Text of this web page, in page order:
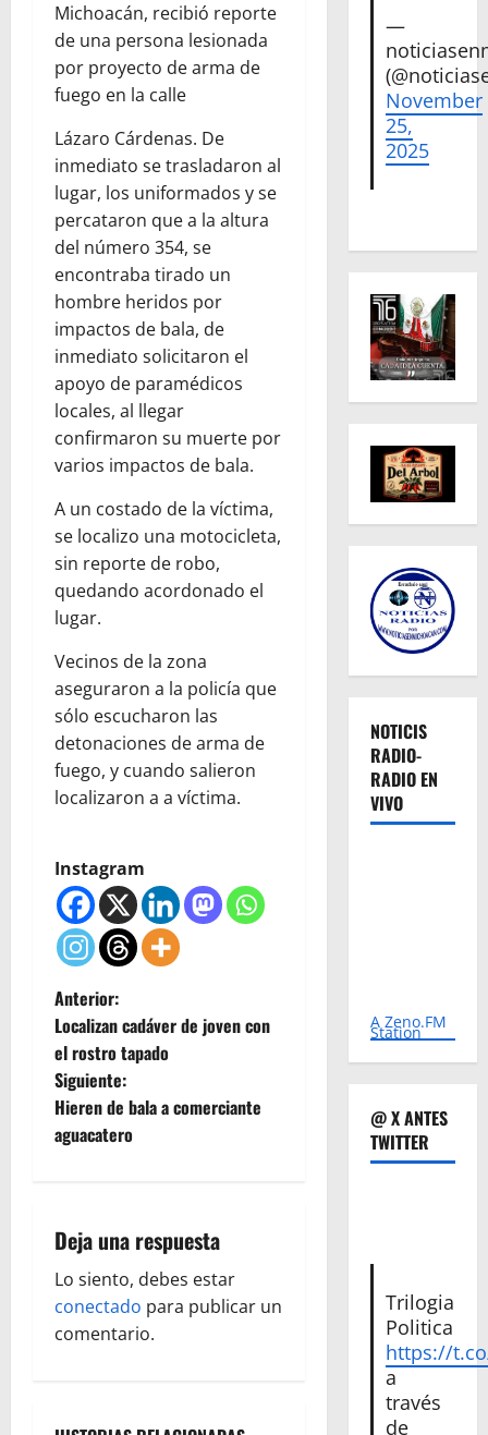
Michoacán, recibió reporte
de una persona lesionada
por proyecto de arma de
fuego en la calle
Lázaro Cárdenas. De
inmediato se trasladaron al
lugar, los uniformados y se
percataron que a la altura
del número 354, se
encontraba tirado un
hombre heridos por
impactos de bala, de
inmediato solicitaron el
apoyo de paramédicos
locales, al llegar
confirmaron su muerte por
varios impactos de bala.
A un costado de la víctima,
se localizo una motocicleta,
sin reporte de robo,
quedando acordonado el
lugar.
Vecinos de la zona
aseguraron a la policía que
sólo escucharon las
detonaciones de arma de
fuego, y cuando salieron
localizaron a a víctima.
Instagram
N
a
v
e
a
c
i
n
Anterior:
Localizan cadáver de joven con
el rostro tapado
Siguiente:
Hieren de bala a comerciante
aguacatero
Deja una respuesta
Lo siento, debes estar
conectado para publicar un
comentario.
—
November
25,
2025
NOTICIS
RADIO-
RADIO EN
VIVO
A Zeno.FM
Station
@ X ANTES
TWITTER
Trilogia
Politica
https://
a
través
de